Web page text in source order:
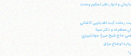
و ادوار دفتر تحكيم وحدت
رحلت آيت الله يثربي كاشاني
معظم له و دكتر سينا
حاج شيخ ميرزا جوادتبريزي
اوضاع عراق